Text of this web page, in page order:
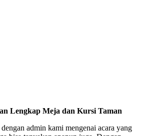
Lengkap Meja dan Kursi Taman
admin kami mengenai acara yang